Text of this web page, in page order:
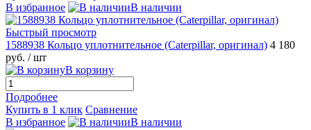
В избранное
В наличии
Быстрый просмотр
1588938 Кольцо уплотнительное (Caterpillar, оригинал) 4 180
руб. / шт
В корзину
Подробнее
Купить в 1 клик Сравнение
В избранное
В наличии